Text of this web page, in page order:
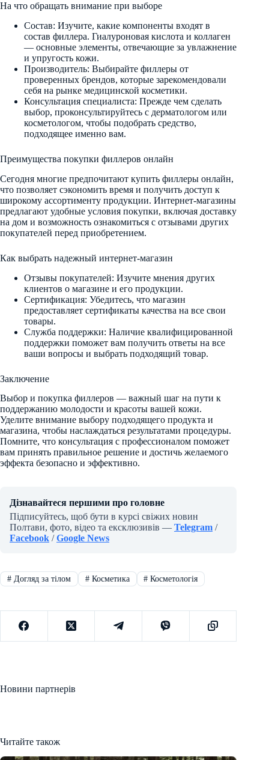
На что обращать внимание при выборе
Состав: Изучите, какие компоненты входят в
состав филлера. Гиалуроновая кислота и коллаген
— основные элементы, отвечающие за увлажнение
и упругость кожи.
Производитель: Выбирайте филлеры от
проверенных брендов, которые зарекомендовали
себя на рынке медицинской косметики.
Консультация специалиста: Прежде чем сделать
выбор, проконсультируйтесь с дерматологом или
косметологом, чтобы подобрать средство,
подходящее именно вам.
Преимущества покупки филлеров онлайн
Сегодня многие предпочитают купить филлеры онлайн,
что позволяет сэкономить время и получить доступ к
широкому ассортименту продукции. Интернет-магазины
предлагают удобные условия покупки, включая доставку
на дом и возможность ознакомиться с отзывами других
покупателей перед приобретением.
Как выбрать надежный интернет-магазин
Отзывы покупателей: Изучите мнения других
клиентов о магазине и его продукции.
Сертификация: Убедитесь, что магазин
предоставляет сертификаты качества на все свои
товары.
Служба поддержки: Наличие квалифицированной
поддержки поможет вам получить ответы на все
ваши вопросы и выбрать подходящий товар.
Заключение
Выбор и покупка филлеров — важный шаг на пути к
поддержанию молодости и красоты вашей кожи.
Уделите внимание выбору подходящего продукта и
магазина, чтобы наслаждаться результатами процедуры.
Помните, что консультация с профессионалом поможет
вам принять правильное решение и достичь желаемого
эффекта безопасно и эффективно.
Дізнавайтеся першими про головне
Підписуйтесь, щоб бути в курсі свіжих новин
Полтави, фото, відео та ексклюзивів — Telegram /
Facebook /Google News
#Догляд за тілом #Косметика # Косметологія
Новини партнерів
Читайте також